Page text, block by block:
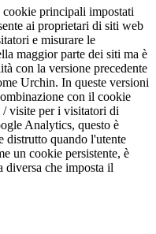
principali impostati
ai proprietari di siti web
e misurare le
maggior parte dei siti ma è
con la versione precedente
Urchin. In queste versioni
con il cookie
/ visite per i visitatori di
Analytics, questo è
distrutto quando l'utente
un cookie persistente, è
diversa che imposta il